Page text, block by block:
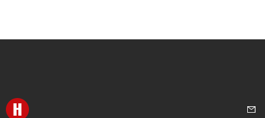
Перейти на главную